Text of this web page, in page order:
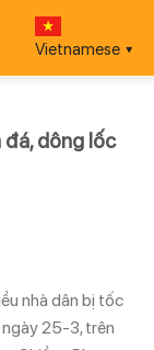
Vietnamese ▼
đá, dông lốc
nhà dân bị tốc
25-3, trên